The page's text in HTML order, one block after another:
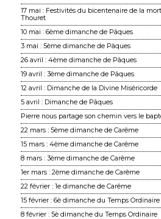
17 mai : Festivités du bicentenaire de la
Thouret
10 mai : 6ème dimanche de Pâques
3 mai : 5ème dimanche de Pâques
26 avril : 4ème dimanche de Pâques
19 avril : 3ème dimanche de Pâques
12 avril : Dimanche de la Divine Miséricorde
5 avril : Dimanche de Pâques
Pierre nous partage son chemin vers le
22 mars : 5ème dimanche de Carême
15 mars : 4ème dimanche de Carême
8 mars : 3ème dimanche de Carême
1er mars : 2ème dimanche de Carême
22 février : 1e dimanche de Carême
15 février : 6è dimanche du Temps Ordinaire
8 février : 5è dimanche du Temps Ordinaire